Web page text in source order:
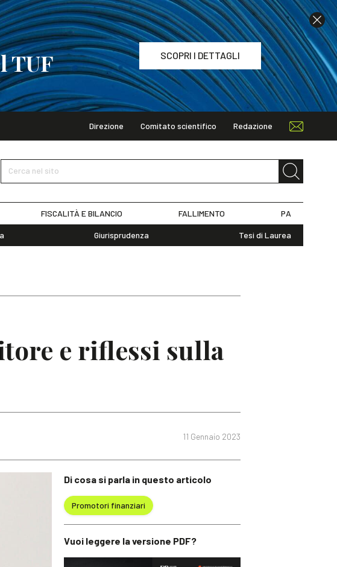
TUF SCOPRI I DETTAGLI
Direzione Comitato scientifico Redazione
Cerca nel sito
FISCALITÀ E BILANCIO FALLIMENTO PA
Giurisprudenza Tesi di Laurea
e riflessi sulla
11 Gennaio 2023
Di cosa si parla in questo articolo
Promotori finanziari
Vuoi leggere la versione PDF?